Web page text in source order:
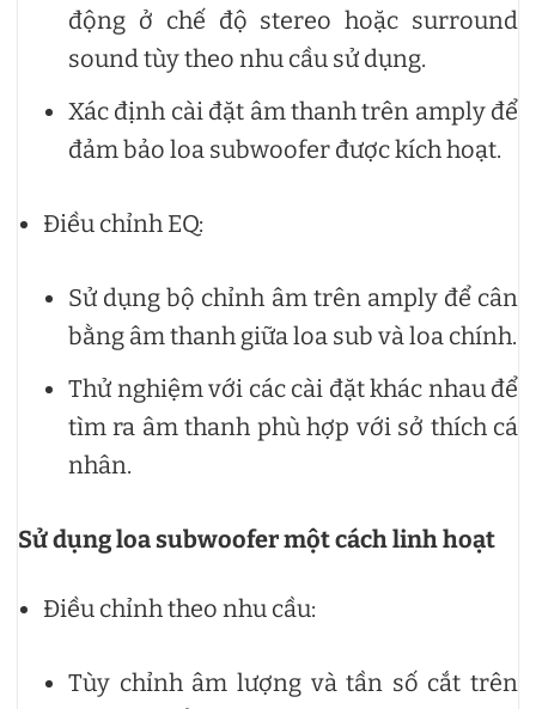
động ở chế độ stereo hoặc surround
sound tùy theo nhu cầu sử dụng.
Xác định cài đặt âm thanh trên amply để
đảm bảo loa subwoofer được kích hoạt.
Điều chỉnh EQ:
Sử dụng bộ chỉnh âm trên amply để cân
bằng âm thanh giữa loa sub và loa chính.
Thử nghiệm với các cài đặt khác nhau để
tìm ra âm thanh phù hợp với sở thích cá
nhân.
Sử dụng loa subwoofer một cách linh hoạt
Điều chỉnh theo nhu cầu:
Tùy chỉnh âm lượng và tần số cắt trên